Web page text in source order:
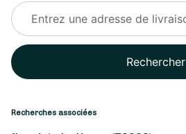
Rechercher
Recherches associées